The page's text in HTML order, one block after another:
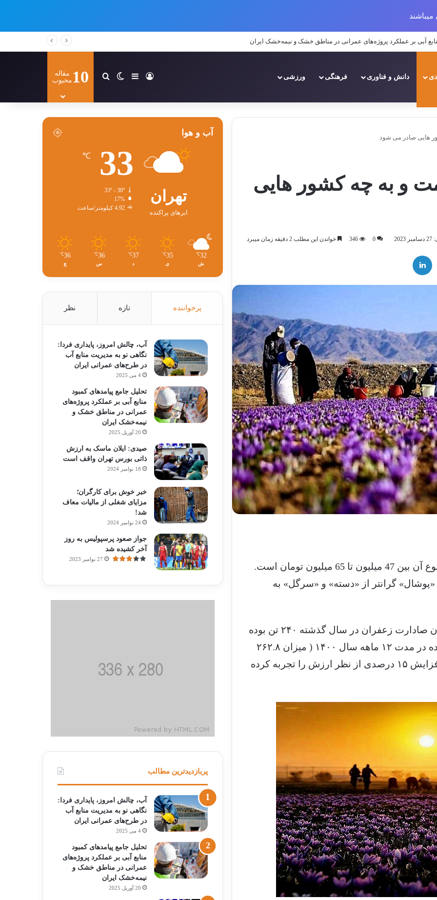
دانش و فناوری فرهنگی ورزشی ورودسایدبارتغییر پوسته
جستجو برای
10 مقاله
محبوب
هایی صادر می شود
و به چه کشور هایی
0
346 خواندن این مطلب 2 دقیقه زمان میبرد
جدیدترین قیمت زعفران ایران برحسب نوع آن بین 47 میلیون تا 65 میلیون تومان است.
گرانتر از «دسته» و «سرگل» به
طبق داده‌های شورای ملی زعفران، میزان صادارت زعفران در سال گذشته ۲۴۰ تن بوده
که در مقایسه با میزان زعفران صادر شده در مدت ۱۲ ماهه سال ۱۴۰۰ ( میزان ۲۶۲.۸
تن)، کاهش ۸/۷ درصدی از نظر وزنی و افزایش ۱۵ درصدی از نظر ارزش را تجربه کرده
آب و هوا
تهران
ابرهای پراکنده
33
℃
33º - 30º
17%
4.92 کیلومتر/ساعت
32
℃
ش
35
℃
ی
37
℃
د
36
℃
س
36
℃
چ
پرخواننده تازه نظر
آب، چالش امروز، پایداری فردا:
نگاهی نو به مدیریت منابع آب
در طرح‌های عمرانی ایران
4 می 2025
تحلیل جامع پیامدهای کمبود
منابع آبی بر عملکرد پروژه‌های
عمرانی در مناطق خشک و
نیمه‌خشک ایران
20 آوریل 2025
صیدی: ایلان ماسک به ارزش
ذاتی بورس تهران واقف است
18 نوامبر 2024
خبر خوش برای کارگران؛
مزایای شغلی از مالیات معاف
شد!
24 نوامبر 2024
جواز صعود پرسپولیس به روز
آخر کشیده شد
27 نوامبر 2023
پربازدیدترین مطالب
آب، چالش امروز، پایداری فردا:
نگاهی نو به مدیریت منابع آب
در طرح‌های عمرانی ایران
4 می 2025
تحلیل جامع پیامدهای کمبود
منابع آبی بر عملکرد پروژه‌های
عمرانی در مناطق خشک و
نیمه‌خشک ایران
20 آوریل 2025